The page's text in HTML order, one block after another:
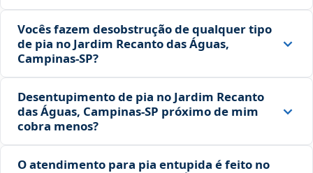
Vocês fazem desobstrução de qualquer tipo
de pia no Jardim Recanto das Águas,
Campinas‑SP?
Desentupimento de pia no Jardim Recanto
das Águas, Campinas‑SP próximo de mim
cobra menos?
O atendimento para pia entupida é feito no